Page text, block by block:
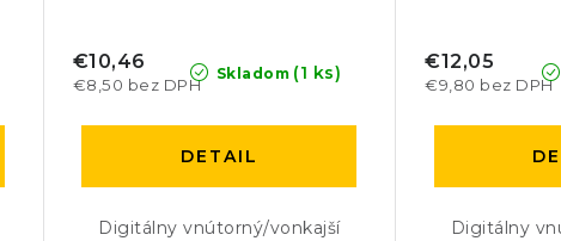
Skladom (1 ks)
€8,50 bez DPH
€10,46
DETAIL
Digitálny vnútorný/vonkajší
€9,80 bez DPH
€12,05
Digitálny